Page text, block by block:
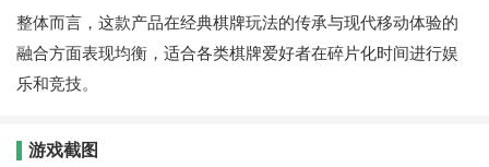
整体而言，这款产品在经典棋牌玩法的传承与现代移动体验的
融合方面表现均衡，适合各类棋牌爱好者在碎片化时间进行娱
乐和竞技。
游戏截图